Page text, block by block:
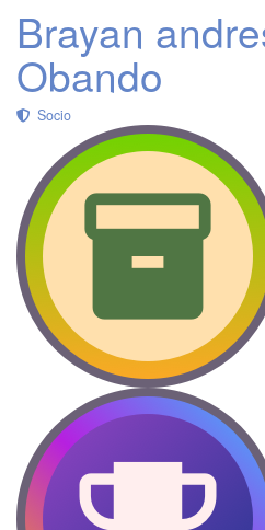
Brayan
Obando
Socio